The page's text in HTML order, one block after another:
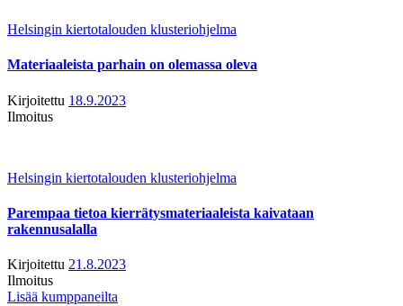
Helsingin kiertotalouden klusteriohjelma
Materiaaleista parhain on olemassa oleva
Kirjoitettu 18.9.2023
Ilmoitus
Helsingin kiertotalouden klusteriohjelma
Parempaa tietoa kierrätysmateriaaleista kaivataan
rakennusalalla
Kirjoitettu 21.8.2023
Ilmoitus
Lisää kumppaneilta